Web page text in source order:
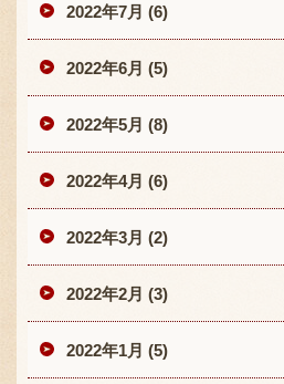
2022年7月 (6)
2022年6月 (5)
2022年5月 (8)
2022年4月 (6)
2022年3月 (2)
2022年2月 (3)
2022年1月 (5)